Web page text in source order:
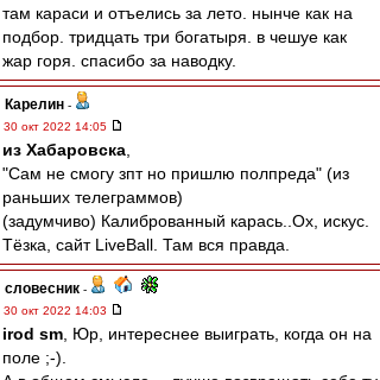
там караси и отъелись за лето. нынче как на
подбор. тридцать три богатыря. в чешуе как
жар горя. спасибо за наводку.
Карелин -
30 окт 2022 14:05
из Хабаровска
"Сам не смогу зпт но пришлю полпреда" (из
раньших телеграммов)
(задумчиво) Калиброванный карась..Ох, искус.
Тёзка, сайт LiveBall. Там вся правда.
словесник -
30 окт 2022 14:03
irod sm , Юр, интереснее выиграть, когда он на
поле ;-).